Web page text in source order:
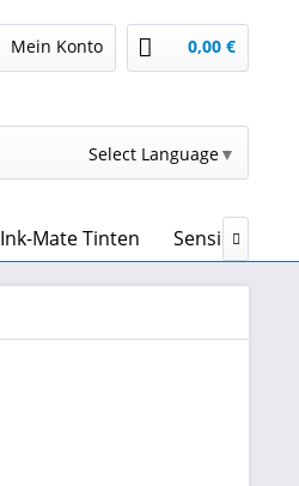
Mein Konto 0,00 €
Select Language▼
Ink-Mate Tinten Sensient
